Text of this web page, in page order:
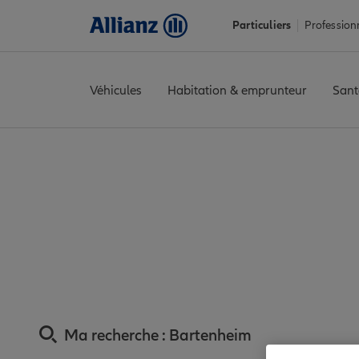
Particuliers
Véhicules Habitation & emprunteur
Ma recherche : Bartenheim